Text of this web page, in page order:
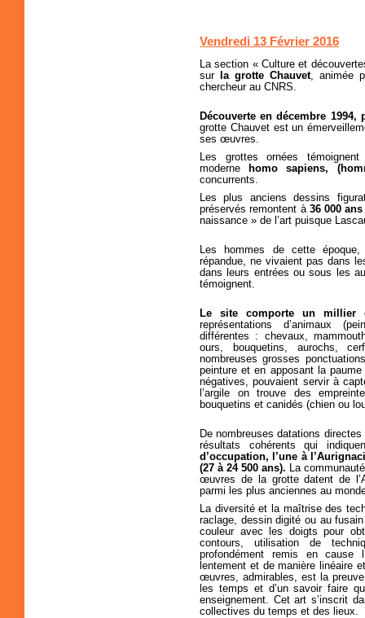
Vendredi 13 Février 2016
La section « Culture et
surla grotte Chauvet, animée
chercheur au CNRS.
Découverte en décembre
grotte Chauvet est un
ses œuvres.
Les grottes ornées témoignent
moderne
homo sapiens,
concurrents.
Les plus anciens dessins
préservés remontent à 36 000 ans
naissance » de l’art puisque
Les hommes de cette
répandue, ne vivaient pas dans
dans leurs entrées ou sous les
témoignent.
Le site comporte un millier
représentations d’animaux
différentes : chevaux,
ours, bouquetins, aurochs,
nombreuses grosses
peinture et en apposant la
négatives, pouvaient servir à
l’argile on trouve des
bouquetins et canidés (chien ou
De nombreuses datations
résultats cohérents qui
d’occupation, l’une à
(27 à 24 500 ans). La communauté
œuvres de la grotte datent de
parmi les plus anciennes au
La diversité et la maîtrise des
raclage, dessin digité ou au
couleur avec les doigts pour
contours, utilisation de
profondément remis en cause
lentement et de manière linéaire
œuvres, admirables, est la
les temps et d’un savoir faire
enseignement. Cet art s’inscrit
collectives du temps et des lieux.